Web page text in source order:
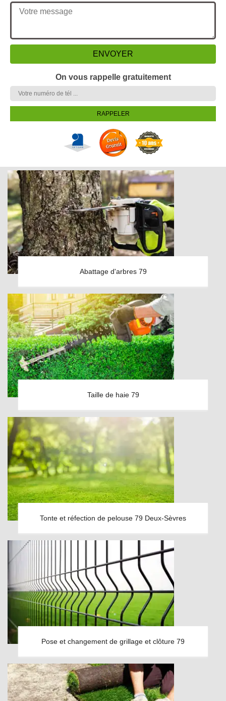
On vous rappelle gratuitement
Abattage d'arbres 79
Taille de haie 79
Tonte et réfection de pelouse 79 Deux-Sèvres
Pose et changement de grillage et clôture 79